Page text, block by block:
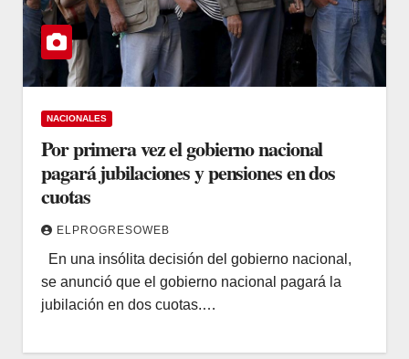
NACIONALES
Por primera vez el gobierno nacional
pagará jubilaciones y pensiones en dos
cuotas
ELPROGRESOWEB
En una insólita decisión del gobierno nacional,
se anunció que el gobierno nacional pagará la
jubilación en dos cuotas.…